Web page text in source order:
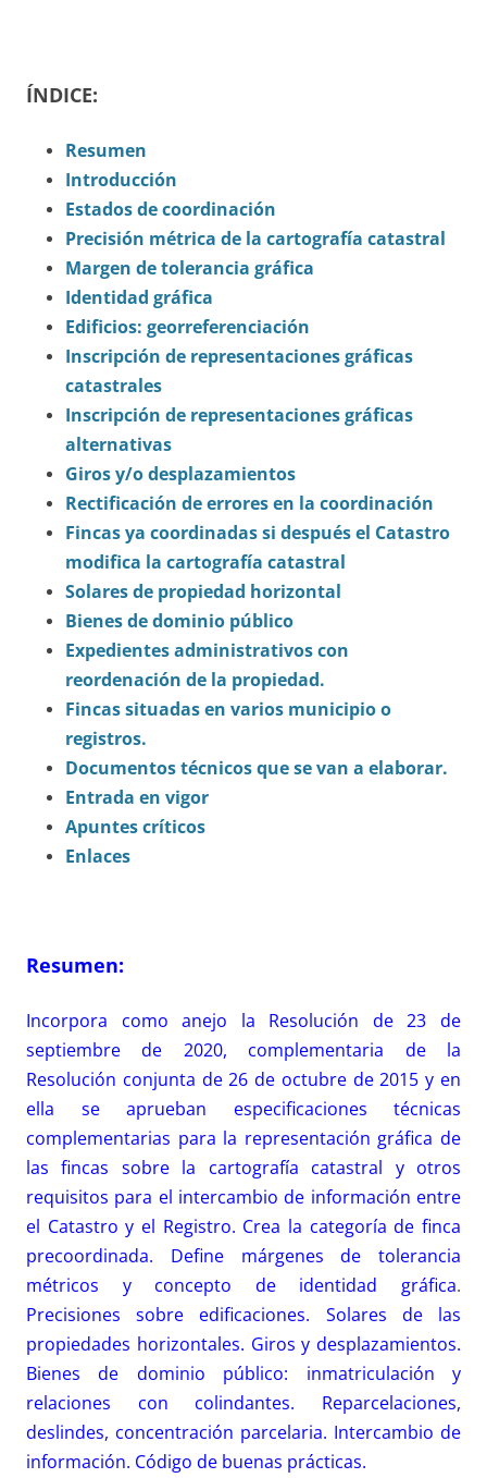
ÍNDICE:
Resumen
Introducción
Estados de coordinación
Precisión métrica de la cartografía catastral
Margen de tolerancia gráfica
Identidad gráfica
Edificios: georreferenciación
Inscripción de representaciones gráficas
catastrales
Inscripción de representaciones gráficas
alternativas
Giros y/o desplazamientos
Rectificación de errores en la coordinación
Fincas ya coordinadas si después el Catastro
modifica la cartografía catastral
Solares de propiedad horizontal
Bienes de dominio público
Expedientes administrativos con
reordenación de la propiedad.
Fincas situadas en varios municipio o
registros.
Documentos técnicos que se van a elaborar.
Entrada en vigor
Apuntes críticos
Enlaces
Resumen:
Incorpora como anejo la Resolución de 23 de
septiembre de 2020, complementaria de la
Resolución conjunta de 26 de octubre de 2015 y en
ella se aprueban especificaciones técnicas
complementarias para la representación gráfica de
las fincas sobre la cartografía catastral y otros
requisitos para el intercambio de información entre
el Catastro y el Registro. Crea la categoría de finca
precoordinada. Define márgenes de tolerancia
métricos y concepto de identidad gráfica.
Precisiones sobre edificaciones. Solares de las
propiedades horizontales. Giros y desplazamientos.
Bienes de dominio público: inmatriculación y
relaciones con colindantes. Reparcelaciones,
deslindes, concentración parcelaria. Intercambio de
información. Código de buenas prácticas.